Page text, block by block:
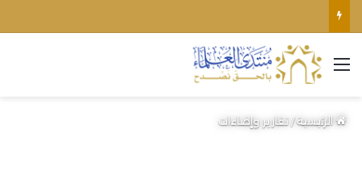
القائمة
الرئيسية/تقارير وإضاءات